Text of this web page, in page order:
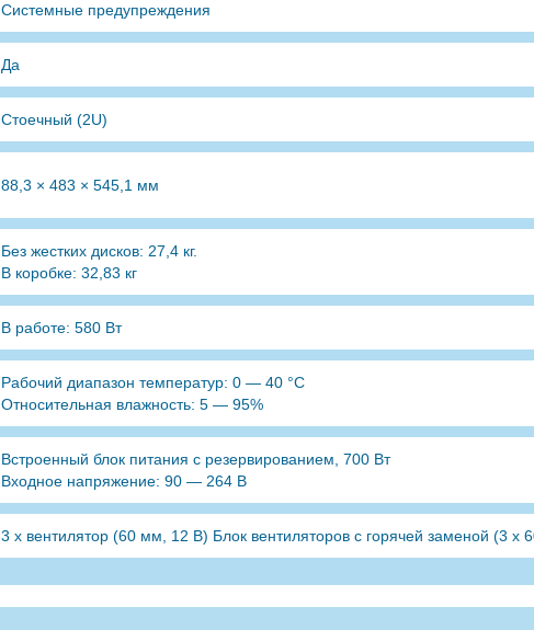
Системные предупреждения
Да
Cтоечный (2U)
88,3 × 483 × 545,1 мм
Без жестких дисков: 27,4 кг.
В коробке: 32,83 кг
В работе: 580 Вт
Рабочий диапазон температур: 0 — 40 °C
Относительная влажность: 5 — 95%
Встроенный блок питания с резервированием, 700 Вт
Входное напряжение: 90 — 264 В
3 х вентилятор (60 мм, 12 В) Блок вентиляторов с горячей заменой (3